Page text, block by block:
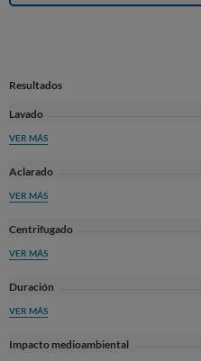
Resultados
Lavado
VER MÁS
Aclarado
VER MÁS
Centrifugado
VER MÁS
Duración
VER MÁS
Impacto medioambiental